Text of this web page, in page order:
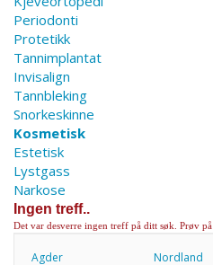
Periodonti
Protetikk
Tannimplantat
Invisalign
Tannbleking
Snorkeskinne
Kosmetisk
Estetisk
Lystgass
Narkose
Ingen treff..
Det var desverre ingen treff på ditt søk. Prøv
Agder
Nordland